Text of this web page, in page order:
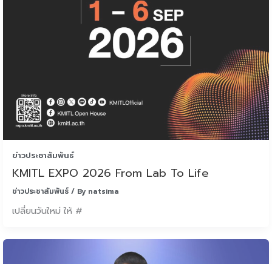
ข่าวประชาสัมพันธ์
KMITL EXPO 2026 From Lab To Life
ข่าวประชาสัมพันธ์ / By natsima
เปลี่ยนวันใหม่ ให้ #